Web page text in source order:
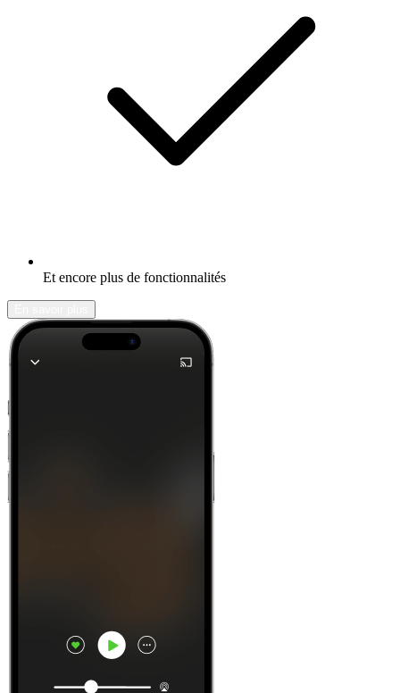
Et encore plus de fonctionnalités